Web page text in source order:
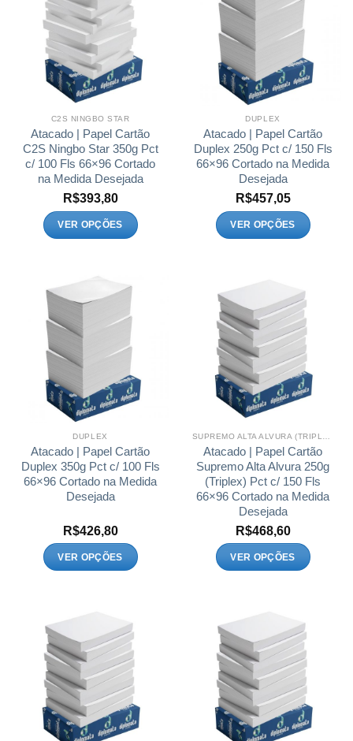
As
opções
podem
ser
escolhidas
na
do
produto
podem
escolhidas
na
do
produto
C2S NINGBO STAR
Atacado | Papel Cartão
C2S Ningbo Star 350g Pct
c/ 100 Fls 66×96 Cortado
na Medida Desejada
R$393,80
VER OPÇÕES
várias
variantes.
podem
escolhidas
na
do
produto
DUPLEX
Atacado | Papel Cartão
Duplex 250g Pct c/ 150 Fls
66×96 Cortado na Medida
Desejada
R$457,05
VER OPÇÕES
variantes.
As
opções
podem
ser
escolhidas
na
do
produto
DUPLEX
Atacado | Papel Cartão
Duplex 350g Pct c/ 100 Fls
66×96 Cortado na Medida
Desejada
R$426,80
VER OPÇÕES
variantes.
As
opções
podem
ser
escolhidas
Atacado | Papel Cartão
Supremo Alta Alvura 250g
(Triplex) Pct c/ 150 Fls
66×96 Cortado na Medida
Desejada
R$468,60
VER OPÇÕES
variantes.
As
opções
podem
ser
escolhidas